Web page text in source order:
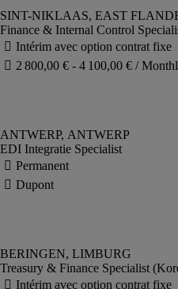
Finance & Internal Control
EDI Integratie Specialist
Treasury & Finance Specialist